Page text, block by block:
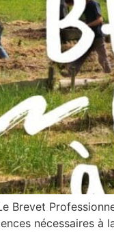
nécessaires à